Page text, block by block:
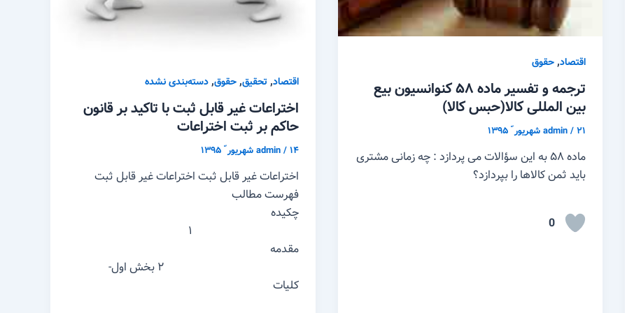
اقتصاد,حقوق
ترجمه و تفسیر ماده ۵۸ کنوانسیون بیع
بین المللی کالا(حبس کالا)
admin/۲۱ شهریور ّ ۱۳۹۵
ماده ۵۸ به این سؤالات می پردازد : چه زمانی مشتری
باید ثمن کالاها را بپردازد؟
0
اقتصاد,تحقیق,حقوق,دسته‌بندی نشده
اختراعات غیر قابل ثبت با تاکید بر قانون
حاکم بر ثبت اختراعات
admin/۱۴ شهریور ّ ۱۳۹۵
اختراعات غیر قابل ثبت اختراعات غیر قابل ثبت
فهرست مطالب
چکیده
۱
مقدمه
۲ بخش اول-
کلیات